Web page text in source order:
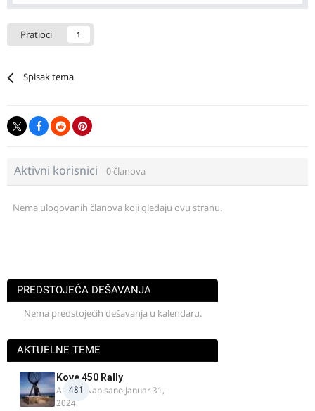
Pratioci 1
Spisak tema
Aktivni korisnici 0 članova
Nema ulogovanih članova koji gledaju ovu stranu.
PREDSTOJEĆA DEŠAVANJA
Nema predstojećih dešavanja u kalendaru.
AKTUELNE TEME
481
Kove 450 Rally
AnteK· Napisano Januar 31,
2024